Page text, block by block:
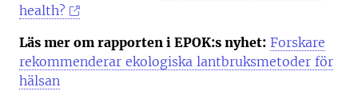
health?
Läs mer om rapporten i EPOK:s nyhet: Forskare
rekommenderar ekologiska lantbruksmetoder för
hälsan